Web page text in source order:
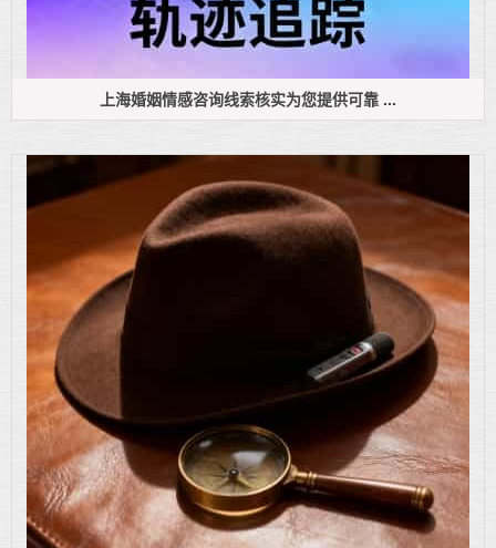
上海婚姻情感咨询线索核实为您提供可靠 ...